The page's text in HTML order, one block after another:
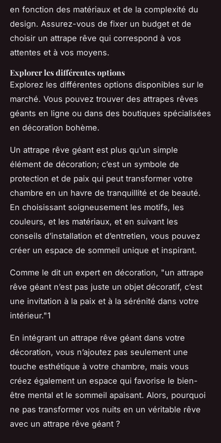
en fonction des matériaux et de la complexité du
design. Assurez-vous de fixer un budget et de
choisir un attrape rêve qui correspond à vos
attentes et à vos moyens.
Explorer les différentes options
Explorez les différentes options disponibles sur le
marché. Vous pouvez trouver des attrapes rêves
géants en ligne ou dans des boutiques spécialisées
en décoration bohème.
Un attrape rêve géant est plus qu’un simple
élément de décoration; c’est un symbole de
protection et de paix qui peut transformer votre
chambre en un havre de tranquillité et de beauté.
En choisissant soigneusement les motifs, les
couleurs, et les matériaux, et en suivant les
conseils d’installation et d’entretien, vous pouvez
créer un espace de sommeil unique et inspirant.
Comme le dit un expert en décoration, "un attrape
rêve géant n’est pas juste un objet décoratif, c’est
une invitation à la paix et à la sérénité dans votre
intérieur."1
En intégrant un attrape rêve géant dans votre
décoration, vous n’ajoutez pas seulement une
touche esthétique à votre chambre, mais vous
créez également un espace qui favorise le bien-
être mental et le sommeil apaisant. Alors, pourquoi
ne pas transformer vos nuits en un véritable rêve
avec un attrape rêve géant ?